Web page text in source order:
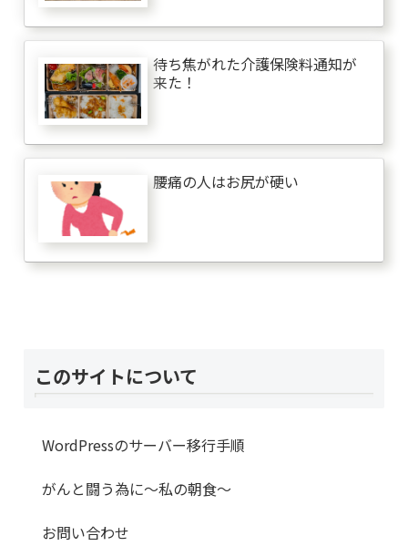
待ち焦がれた介護保険料通知が
来た！
腰痛の人はお尻が硬い
このサイトについて
WordPressのサーバー移行手順
がんと闘う為に～私の朝食～
お問い合わせ